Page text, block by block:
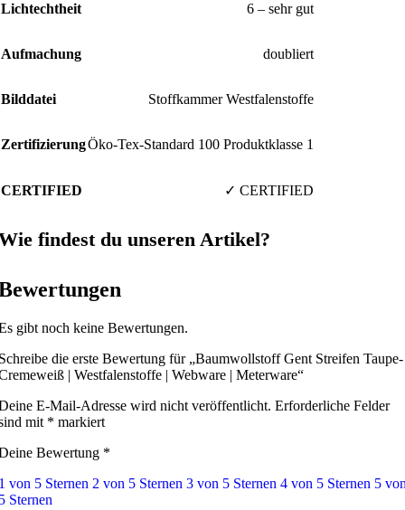
Lichtechtheit 6 – sehr gut
Aufmachung doubliert
Bilddatei Stoffkammer Westfalenstoffe
ZertifizierungÖko-Tex-Standard 100 Produktklasse 1
CERTIFIED ✓ CERTIFIED
findest du unseren Artikel?
gibt noch keine Bewertungen.
die erste Bewertung für „Baumwollstoff Gent Streifen Taupe-
| Westfalenstoffe | Webware | Meterware“
E-Mail-Adresse wird nicht veröffentlicht. Erforderliche Felder
mit * markiert
Bewertung *
von 5 Sternen 2 von 5 Sternen 3 von 5 Sternen 4 von 5 Sternen 5
Sternen